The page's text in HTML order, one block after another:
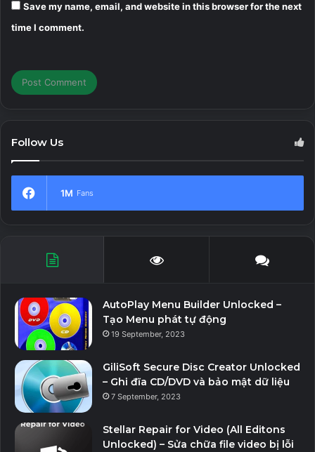
Save my name, email, and website in this browser for the next
time I comment.
Follow Us
1M Fans
AutoPlay Menu Builder Unlocked –
Tạo Menu phát tự động
19 September, 2023
GiliSoft Secure Disc Creator Unlocked
– Ghi đĩa CD/DVD và bảo mật dữ liệu
7 September, 2023
Stellar Repair for Video (All Editons
Unlocked) – Sửa chữa file video bị lỗi